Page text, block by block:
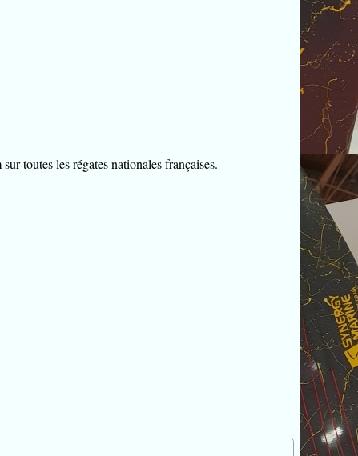
toutes les régates nationales françaises.